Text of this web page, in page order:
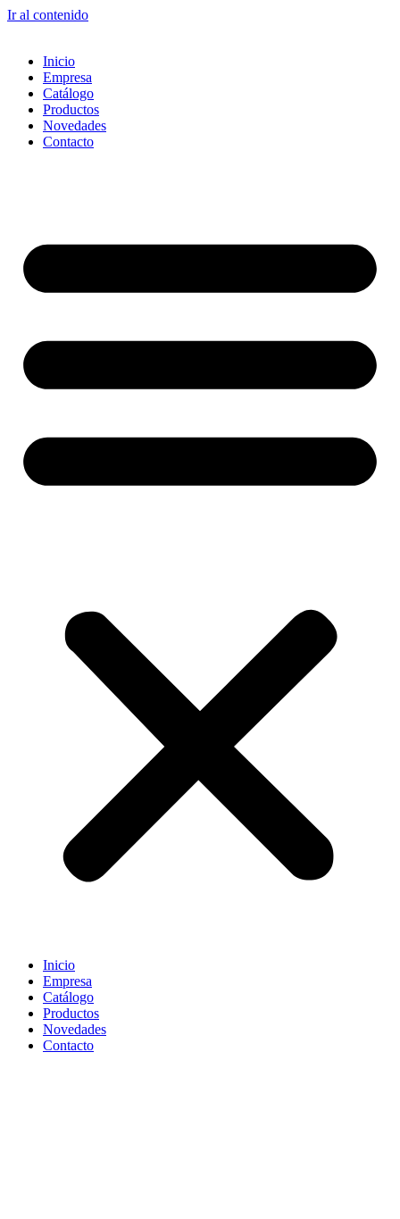
Ir al contenido
Inicio
Empresa
Catálogo
Productos
Novedades
Contacto
Inicio
Empresa
Catálogo
Productos
Novedades
Contacto